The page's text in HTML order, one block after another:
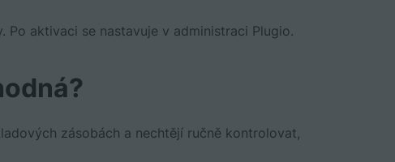
Po aktivaci se nastavuje v administraci Plugio.
zásobách a nechtějí ručně kontrolovat,